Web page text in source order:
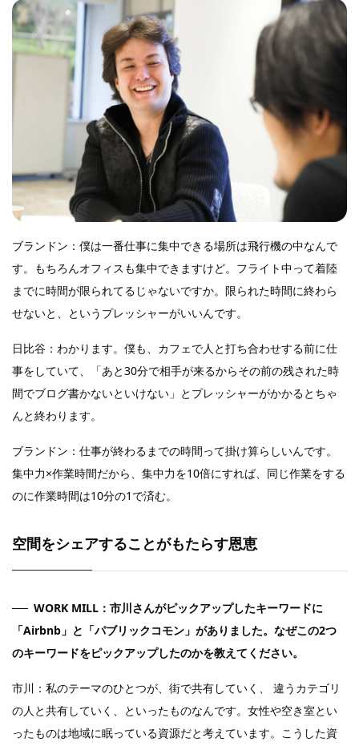
ブランドン：僕は一番仕事に集中できる場所は飛行機の中なんで
す。もちろんオフィスも集中できますけど。フライト中って着陸
までに時間が限られてるじゃないですか。限られた時間に終わら
せないと、というプレッシャーがいいんです。
日比谷：わかります。僕も、カフェで人と打ち合わせする前に仕
事をしていて、「あと30分で相手が来るからその前の残された時
間でブログ書かないといけない」とプレッシャーがかかるとちゃ
んと終わります。
ブランドン：仕事が終わるまでの時間って掛け算らしいんです。
集中力×作業時間だから、集中力を10倍にすれば、同じ作業をする
のに作業時間は10分の1で済む。
空間をシェアすることがもたらす恩恵
WORK MILL：市川さんがピックアップしたキーワードに
「Airbnb」と「パブリックコモン」がありました。なぜこの2つ
のキーワードをピックアップしたのかを教えてください。
市川：私のテーマのひとつが、街で共有していく、 違うカテゴリ
の人と共有していく、といったものなんです。女性や空き室とい
ったものは地域に眠っている資源だと考えています。こうした資